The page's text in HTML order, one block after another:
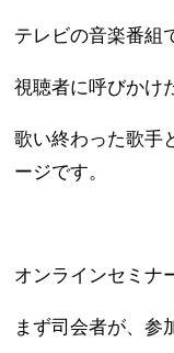
テレビの音楽番組
視聴者に呼びかけ
歌い終わった歌手
ージです。
オンラインセミナ
まず司会者が、参